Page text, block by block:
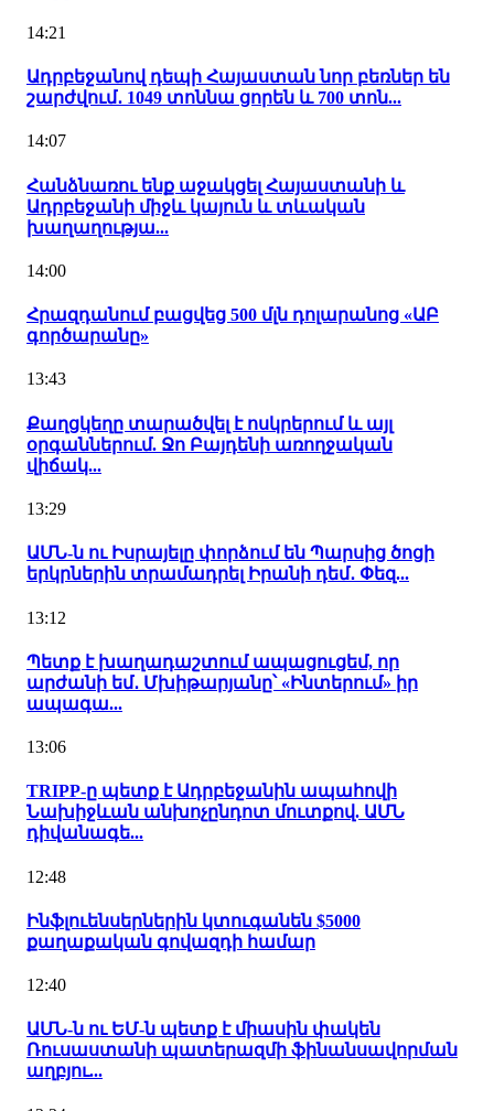
14:21
Ադրբեջանով դեպի Հայաստան նոր բեռներ են
շարժվում․ 1049 տոննա ցորեն և 700 տոն...
14:07
Հանձնառու ենք աջակցել Հայաստանի և
Ադրբեջանի միջև կայուն և տևական
խաղաղությա...
14:00
Հրազդանում բացվեց 500 մլն դոլարանոց «ԱԲ
գործարանը»
13:43
Քաղցկեղը տարածվել է ոսկրերում և այլ
օրգաններում. Ջո Բայդենի առողջական
վիճակ...
13:29
ԱՄՆ-ն ու Իսրայելը փորձում են Պարսից ծոցի
երկրներին տրամադրել Իրանի դեմ․ Փեզ...
13:12
Պետք է խաղադաշտում ապացուցեմ, որ
արժանի եմ․ Մխիթարյանը՝ «Ինտերում» իր
ապագա...
13:06
TRIPP-ը պետք է Ադրբեջանին ապահովի
Նախիջևան անխոչընդոտ մուտքով. ԱՄՆ
դիվանագե...
12:48
Ինֆլուենսերներին կտուգանեն $5000
քաղաքական գովազդի համար
12:40
ԱՄՆ-ն ու ԵՄ-ն պետք է միասին փակեն
Ռուսաստանի պատերազմի ֆինանսավորման
աղբյու...